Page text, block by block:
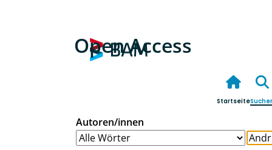
Open Access
Startseite
Autoren/innen